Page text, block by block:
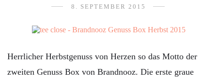
8. SEPTEMBER 2015
Herrlicher Herbstgenuss von Herzen so das Motto der
zweiten Genuss Box von Brandnooz. Die erste graue